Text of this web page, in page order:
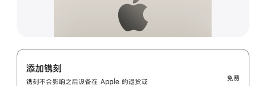
添加镌刻
镌刻不会影响之后设备在 Apple 的退货或
免费